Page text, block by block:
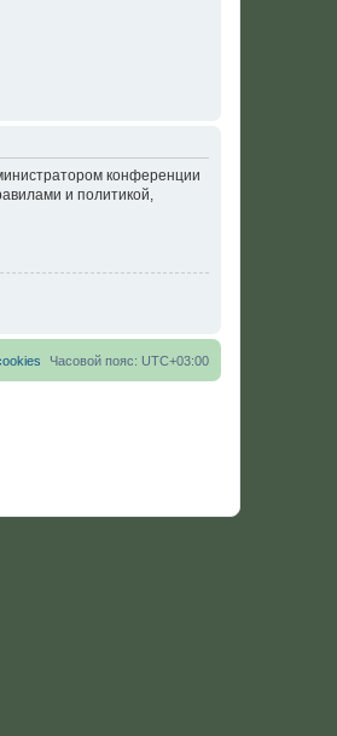
конференции
и политикой,
Часовой пояс: UTC+03:00